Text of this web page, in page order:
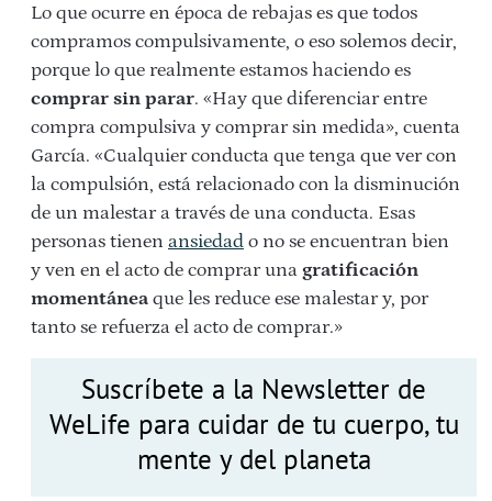
Lo que ocurre en época de rebajas es que todos
compramos compulsivamente, o eso solemos decir,
porque lo que realmente estamos haciendo es
comprar sin parar. «Hay que diferenciar entre
compra compulsiva y comprar sin medida», cuenta
García. «Cualquier conducta que tenga que ver con
la compulsión, está relacionado con la disminución
de un malestar a través de una conducta. Esas
personas tienen ansiedad o no se encuentran bien
y ven en el acto de comprar una gratificación
momentánea que les reduce ese malestar y, por
tanto se refuerza el acto de comprar.»
Suscríbete a la Newsletter de
WeLife para cuidar de tu cuerpo, tu
mente y del planeta